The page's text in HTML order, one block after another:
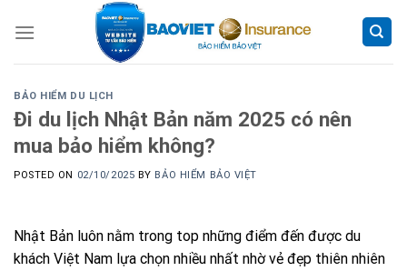
BẢO HIỂM DU LỊCH
Đi du lịch Nhật Bản năm 2025 có nên
mua bảo hiểm không?
POSTED ON 02/10/2025 BY BẢO HIỂM BẢO VIỆT
Nhật Bản luôn nằm trong top những điểm đến được du
khách Việt Nam lựa chọn nhiều nhất nhờ vẻ đẹp thiên nhiên